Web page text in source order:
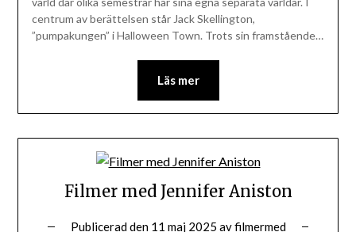
centrum av berättelsen står Jack Skellington,
”pumpakungen” i Halloween Town. Trots sin framstående…
Läs mer
Filmer med Jennifer Aniston
Publicerad den 11 maj 2025 avfilmermed